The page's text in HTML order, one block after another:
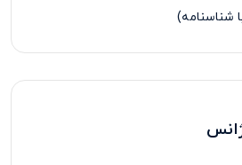
شناسنامه)